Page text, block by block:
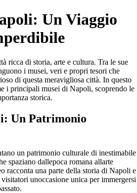
Un Viaggio
ricca di storia, arte e cultura. Tra le sue
i musei, veri e propri tesori che
di questa meravigliosa città. In questo
i principali musei di Napoli, scoprendo le
storica.
Un Patrimonio
un patrimonio culturale di inestimabile
spaziano dallepoca romana allarte
racconta una parte della storia di Napoli e
unoccasione unica per immergersi